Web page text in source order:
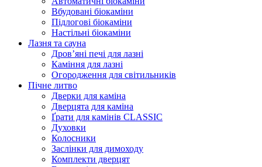
Вбудовані біокаміни
Підлогові біокаміни
Настільні біокаміни
Лазня та сауна
Дров’яні печі для лазні
Каміння для лазні
Огородження для світильників
Пічне литво
Дверки для каміна
Дверцята для каміна
Ґрати для камінів CLASSIC
Духовки
Колосники
Заслінки для димоходу
Комплекти дверцят